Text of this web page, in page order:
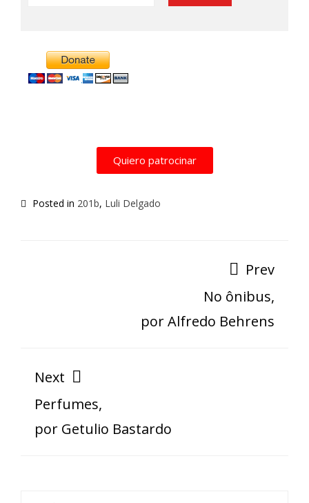
Quiero patrocinar
Posted in 201b, Luli Delgado
Prev
No ônibus,
por Alfredo Behrens
Next
Perfumes,
por Getulio Bastardo